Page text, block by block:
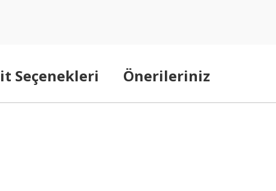
Seçenekleri Önerileriniz